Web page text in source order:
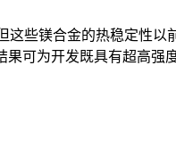
些镁合金的热稳定性
可为开发既具有超高